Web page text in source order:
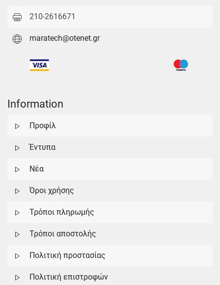
210-2616671
maratech@otenet.gr
Information
Προφίλ
Έντυπα
Νέα
Όροι χρήσης
Τρόποι πληρωμής
Τρόποι αποστολής
Πολιτική προστασίας
Πολιτική επιστροφών